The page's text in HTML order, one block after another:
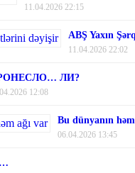
11.04.2026 22:15
ABŞ Yaxın
11.04.2026 22:02
ЛИ?
12:08
Bu dünyanın
06.04.2026 13:45